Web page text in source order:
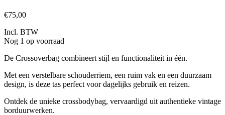
€75,00
Incl. BTW
Nog 1 op voorraad
De Crossoverbag combineert stijl en functionaliteit in één.
Met een verstelbare schouderriem, een ruim vak en een duurzaam
design, is deze tas perfect voor dagelijks gebruik en reizen.
Ontdek de unieke crossbodybag, vervaardigd uit authentieke vintage
borduurwerken.